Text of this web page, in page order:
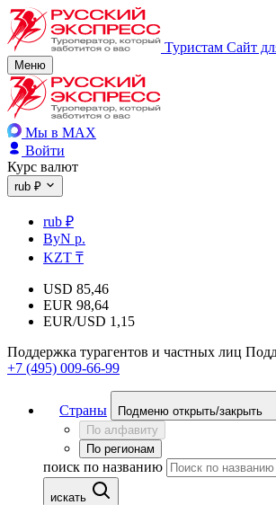
Туристам Сайт
Меню
Мы в MAX
Войти
Курс валют
rub ₽
rub ₽
ByN р.
KZT ₸
USD 85,46
EUR 98,64
EUR/USD 1,15
Поддержка турагентов и частных лиц
+7 (495) 009-66-99
Страны
Подменю открыть/закрыть
По алфавиту
По регионам
поиск по названию
искать